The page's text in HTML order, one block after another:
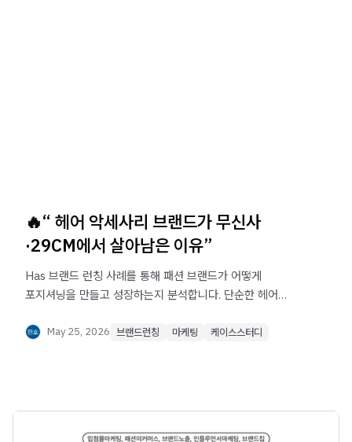
🔥“ 헤어 악세사리 브랜드가 무신사
·29CM에서 살아남은 이유”
Has 브랜드 런칭 사례를 통해 패션 브랜드가 어떻게
포지셔닝을 만들고 성장하는지 분석합니다. 단순한 헤어
설정, 상품 라인 구성, 브랜드 플랫폼 설계까지 패션 브랜드가
May 25, 2026 브랜드런칭 마케팅 케이스스터디